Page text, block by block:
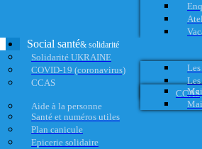
Social santé& solidarité
Solidarité UKRAINE
COVID-19 (coronavirus)
CCAS
CCAS
Aide à la personne
Santé et numéros utiles
Plan canicule
Epicerie solidaire